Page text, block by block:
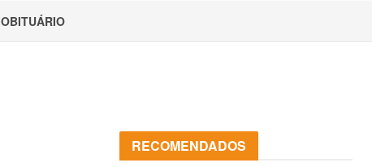
OBITUÁRIO
RECOMENDADOS